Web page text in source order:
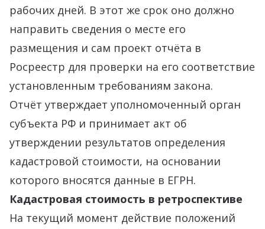
рабочих дней. В этот же срок оно должно
направить сведения о месте его
размещения и сам проект отчёта в
Росреестр для проверки на его соответствие
установленным требованиям закона.
Отчёт утверждает уполномоченный орган
субъекта РФ и принимает акт об
утверждении результатов определения
кадастровой стоимости, на основании
которого вносятся данные в ЕГРН.
Кадастровая стоимость в ретроспективе
На текущий момент действие положений